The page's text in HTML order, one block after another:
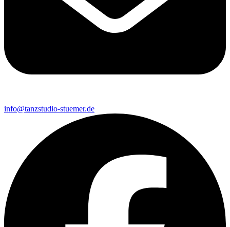
info@tanzstudio-stuemer.de